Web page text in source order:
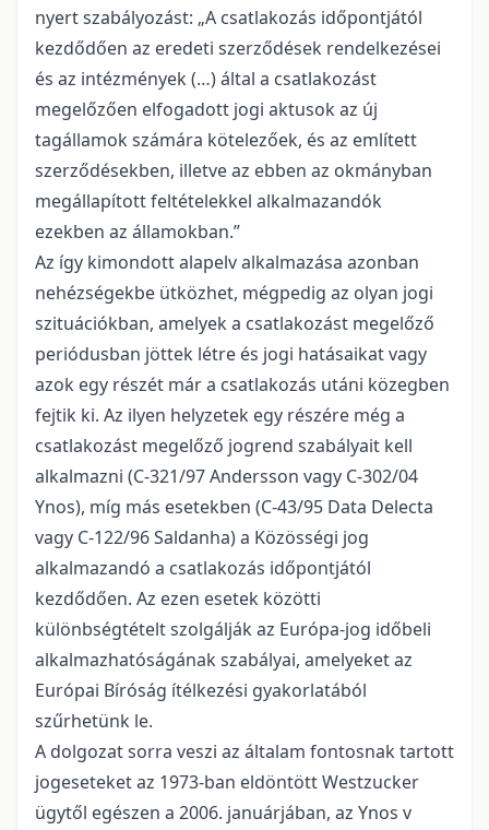
nyert szabályozást: „A csatlakozás időpontjától
kezdődően az eredeti szerződések rendelkezései
és az intézmények (…) által a csatlakozást
megelőzően elfogadott jogi aktusok az új
tagállamok számára kötelezőek, és az említett
szerződésekben, illetve az ebben az okmányban
megállapított feltételekkel alkalmazandók
ezekben az államokban.”
Az így kimondott alapelv alkalmazása azonban
nehézségekbe ütközhet, mégpedig az olyan jogi
szituációkban, amelyek a csatlakozást megelőző
periódusban jöttek létre és jogi hatásaikat vagy
azok egy részét már a csatlakozás utáni közegben
fejtik ki. Az ilyen helyzetek egy részére még a
csatlakozást megelőző jogrend szabályait kell
alkalmazni (C-321/97 Andersson vagy C-302/04
Ynos), míg más esetekben (C-43/95 Data Delecta
vagy C-122/96 Saldanha) a Közösségi jog
alkalmazandó a csatlakozás időpontjától
kezdődően. Az ezen esetek közötti
különbségtételt szolgálják az Európa-jog időbeli
alkalmazhatóságának szabályai, amelyeket az
Európai Bíróság ítélkezési gyakorlatából
szűrhetünk le.
A dolgozat sorra veszi az általam fontosnak tartott
jogeseteket az 1973-ban eldöntött Westzucker
ügytől egészen a 2006. januárjában, az Ynos v